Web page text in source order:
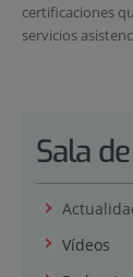
certificaciones
servicios
Sala
Vídeos